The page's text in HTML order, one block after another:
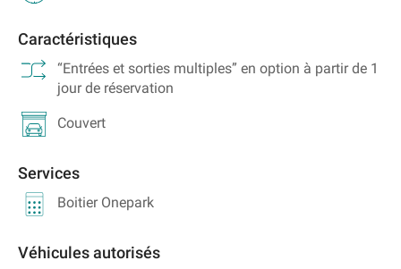
Caractéristiques
“Entrées et sorties multiples” en option à partir de 1
jour de réservation
Couvert
Services
Boitier Onepark
Véhicules autorisés